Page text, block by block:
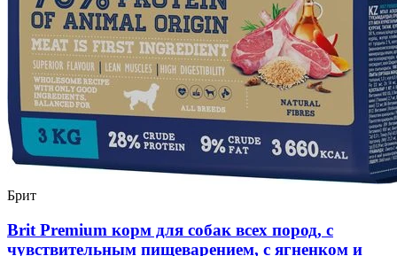
Брит
Brit Premium корм для собак всех пород, с
чувствительным пищеварением, с ягненком и